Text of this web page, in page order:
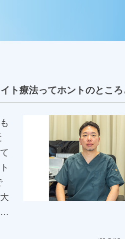
ト療法ってホントのところ